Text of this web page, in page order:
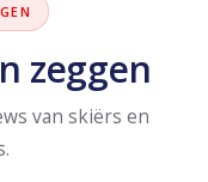
zeggen
van skiërs en